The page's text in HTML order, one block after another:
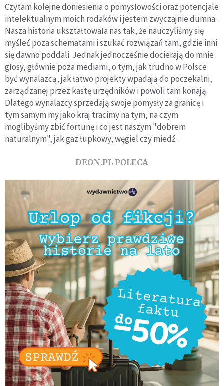
Czytam kolejne doniesienia o pomysłowości oraz potencjale
intelektualnym moich rodaków i jestem zwyczajnie dumna.
Nasza historia ukształtowała nas tak, że nauczyliśmy się
myśleć poza schematami i szukać rozwiązań tam, gdzie inni
się dawno poddali. Jednak jednocześnie docierają do mnie
głosy, głównie poza mediami, o tym, jak trudno w Polsce
być wynalazcą, jak łatwo projekty wpadają do poczekalni,
zarządzanej przez kastę urzędników i powoli tam konają.
Dlatego wynalazcy sprzedają swoje pomysły za granicę i
tym samym my jako kraj tracimy na tym, na czym
moglibyśmy zbić fortunę i co jest naszym "dobrem
naturalnym", jak gaz łupkowy, węgiel czy miedź.
DEON.PL POLECA